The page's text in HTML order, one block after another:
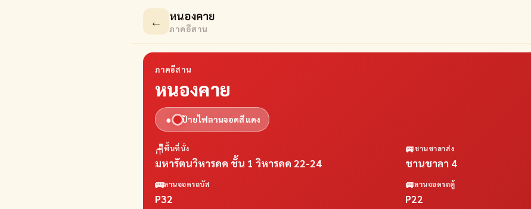
← หนองคาย
ภาคอีสาน
ภาคอีสาน
หนองคาย
● ป้ายไฟลานจอดสีแดง
🪑พื้นที่นั่ง
มหารัตนวิหารคด ชั้น 1 วิหารคด 22-24
🚐ชานชาลาส่ง
ชานชาลา 4
🚌ลานจอดรถบัส
P32
🚐ลานจอดรถตู้
P22